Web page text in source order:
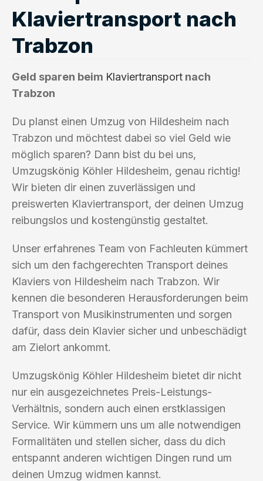
Klaviertransport nach
Trabzon
Geld sparen beim Klaviertransport nach
Trabzon
Du planst einen Umzug von Hildesheim nach
Trabzon und möchtest dabei so viel Geld wie
möglich sparen? Dann bist du bei uns,
Umzugskönig Köhler Hildesheim, genau richtig!
Wir bieten dir einen zuverlässigen und
preiswerten Klaviertransport, der deinen Umzug
reibungslos und kostengünstig gestaltet.
Unser erfahrenes Team von Fachleuten kümmert
sich um den fachgerechten Transport deines
Klaviers von Hildesheim nach Trabzon. Wir
kennen die besonderen Herausforderungen beim
Transport von Musikinstrumenten und sorgen
dafür, dass dein Klavier sicher und unbeschädigt
am Zielort ankommt.
Umzugskönig Köhler Hildesheim bietet dir nicht
nur ein ausgezeichnetes Preis-Leistungs-
Verhältnis, sondern auch einen erstklassigen
Service. Wir kümmern uns um alle notwendigen
Formalitäten und stellen sicher, dass du dich
entspannt anderen wichtigen Dingen rund um
deinen Umzug widmen kannst.